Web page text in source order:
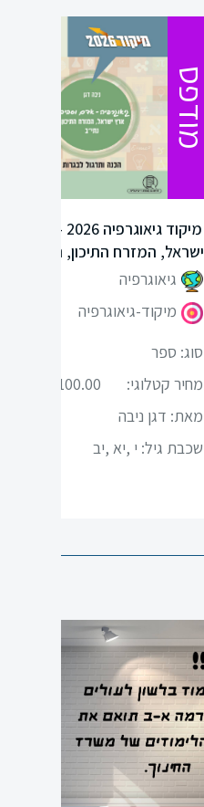
מודפס
מיקוד גיאוגרפיה 2026 - ארץ
ישראל, המזרח התיכון, נתי"ב
גיאוגרפיה
מיקוד-גיאוגרפיה
סוג: ספר
מחיר קטלוגי:
100.00 ש"ח
מאת: דגן ניבה
שכבת גיל: י ,יא ,יב